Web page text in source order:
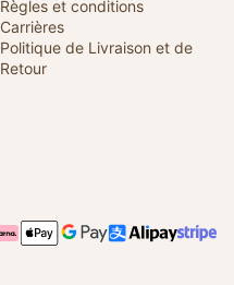
Règles et conditions
Carrières
Politique de Livraison et de
Retour